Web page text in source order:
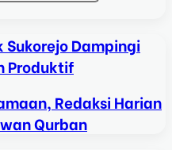
Dampingi
Produktif
Redaksi Harian
Qurban